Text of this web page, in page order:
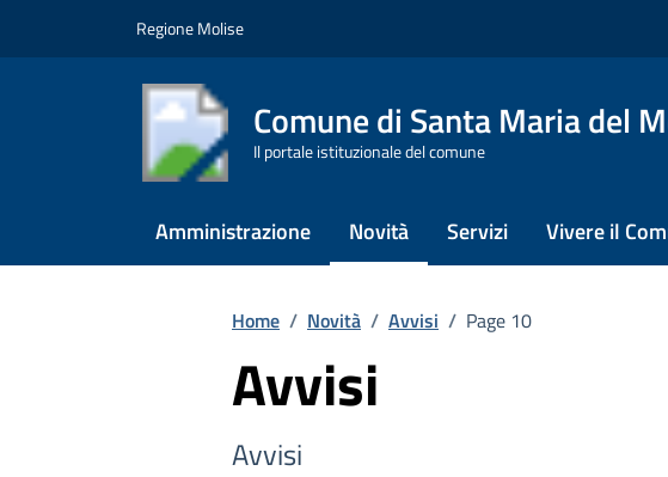
Regione Molise
Comune di Santa Maria del
Il portale istituzionale del comune
Amministrazione Novità Servizi Vivere il
Home / Novità / Avvisi / Page 10
Avvisi
Avvisi